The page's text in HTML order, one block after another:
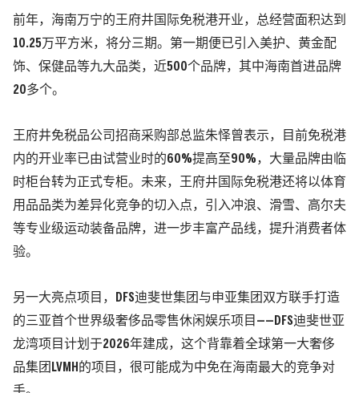
前年，海南万宁的王府井国际免税港开业，总经营面积达到
10.25万平方米，将分三期。第一期便已引入美护、黄金配
饰、保健品等九大品类，近500个品牌，其中海南首进品牌
20多个。
王府井免税品公司招商采购部总监朱怿曾表示，目前免税港
内的开业率已由试营业时的60%提高至90%，大量品牌由临
时柜台转为正式专柜。未来，王府井国际免税港还将以体育
用品品类为差异化竞争的切入点，引入冲浪、滑雪、高尔夫
等专业级运动装备品牌，进一步丰富产品线，提升消费者体
验。
另一大亮点项目，DFS迪斐世集团与申亚集团双方联手打造
的三亚首个世界级奢侈品零售休闲娱乐项目——DFS迪斐世亚
龙湾项目计划于2026年建成，这个背靠着全球第一大奢侈
品集团LVMH的项目，很可能成为中免在海南最大的竞争对